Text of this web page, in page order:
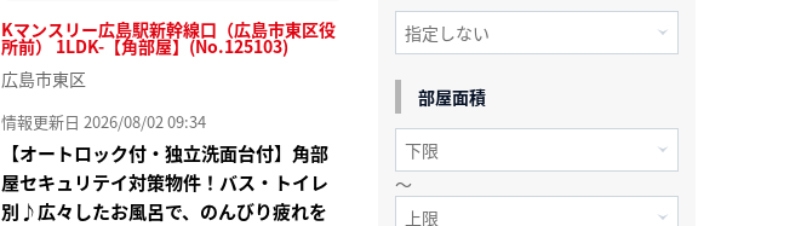
Kマンスリー広島駅新幹線口（広島市東区役
所前） 1LDK-【角部屋】(No.125103)
広島市東区
情報更新日 2026/08/02 09:34
【オートロック付・独立洗面台付】角部
屋セキュリテイ対策物件！バス・トイレ
別♪広々したお風呂で、のんびり疲れを
部屋面積
～